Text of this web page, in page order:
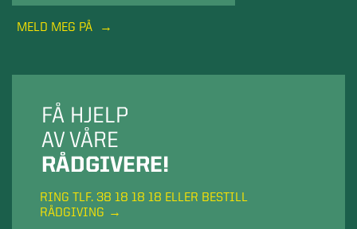
MELD MEG PÅ
FÅ HJELP
AV VÅRE
RÅDGIVERE!
RING TLF. 38 18 18 18 ELLER BESTILL
RÅDGIVING